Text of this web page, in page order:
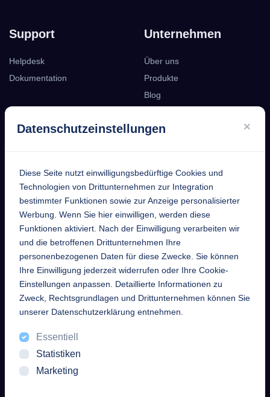
Datenschutzeinstellungen ×
Diese Seite nutzt einwilligungsbedürftige Cookies und
Technologien von Drittunternehmen zur Integration
bestimmter Funktionen sowie zur Anzeige personalisierter
Werbung. Wenn Sie hier einwilligen, werden diese
Funktionen aktiviert. Nach der Einwilligung verarbeiten wir
und die betroffenen Drittunternehmen Ihre
personenbezogenen Daten für diese Zwecke. Sie können
Ihre Einwilligung jederzeit widerrufen oder Ihre Cookie-
Einstellungen anpassen. Detaillierte Informationen zu
Zweck, Rechtsgrundlagen und Drittunternehmen können Sie
unserer Datenschutzerklärung entnehmen.
Essentiell
Statistiken
Marketing
Support
Helpdesk
Dokumentation
Unternehmen
Über uns
Produkte
Blog
Kontakt
EntekSystems
GmbH
Großmannstraße 17
63808 Haibach
Telefon
+49 6021 632352
Mail
info [at] enteksystems [dot]
de